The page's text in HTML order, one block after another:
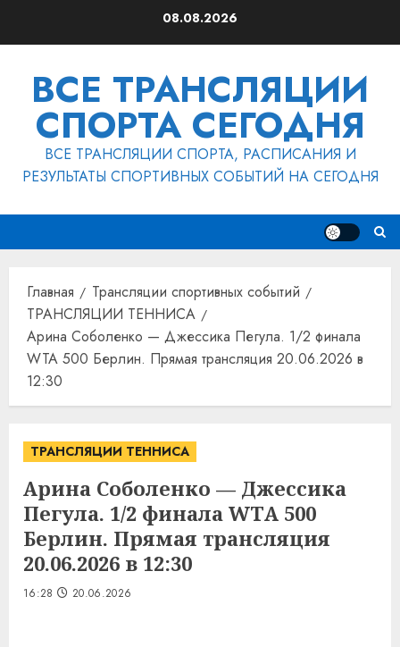
08.08.2026
ВСЕ ТРАНСЛЯЦИИ
СПОРТА СЕГОДНЯ
ВСЕ ТРАНСЛЯЦИИ СПОРТА, РАСПИСАНИЯ И
РЕЗУЛЬТАТЫ СПОРТИВНЫХ СОБЫТИЙ НА СЕГОДНЯ
Главная
Трансляции спортивных событий
ТРАНСЛЯЦИИ ТЕННИСА
Арина Соболенко — Джессика Пегула. 1/2 финала
WTA 500 Берлин. Прямая трансляция 20.06.2026 в
12:30
ТРАНСЛЯЦИИ ТЕННИСА
Арина Соболенко — Джессика
Пегула. 1/2 финала WTA 500
Берлин. Прямая трансляция
20.06.2026 в 12:30
16:28 20.06.2026